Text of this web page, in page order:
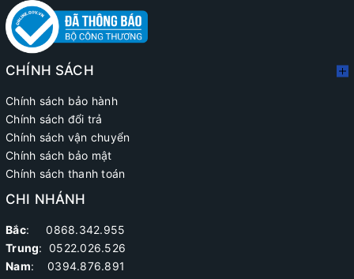
CHÍNH SÁCH
Chính sách bảo hành
Chính sách đổi trả
Chính sách vận chuyển
Chính sách bảo mật
Chính sách thanh toán
CHI NHÁNH
Bắc: 0868.342.955
Trung: 0522.026.526
Nam: 0394.876.891